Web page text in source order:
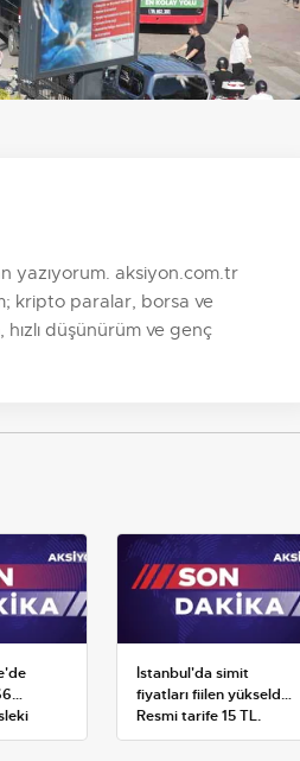
yazıyorum. aksiyon.com.tr
kripto paralar, borsa ve
düşünürüm ve genç
İstanbul'da simit
fiyatları fiilen yükseldi:
Resmi tarife 15 TL,
satışlar 20-25 TL'ye